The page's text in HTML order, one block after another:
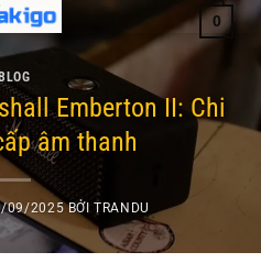
0
Emberton II: Chi
âm thanh
09/2025 BỞITRANDU